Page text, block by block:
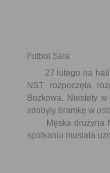
Futbol Sala
27 lutego na hali
NST rozpoczęła
Bożkowa. Niestety
zdobyły bramkę w
Męska drużyna
spotkaniu musiała